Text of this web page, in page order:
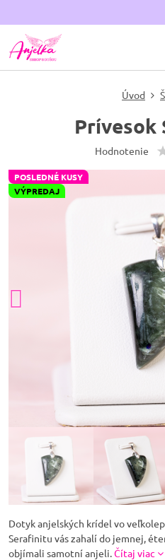
POSLEDNÉ KUSY
VÝPREDAJ
Úvod
Prívesok
Hodnotenie
Dotyk anjelských krídel vo
Serafinitu vás zahalí do jemnej,
objímali samotní anjeli.Čítaj viac